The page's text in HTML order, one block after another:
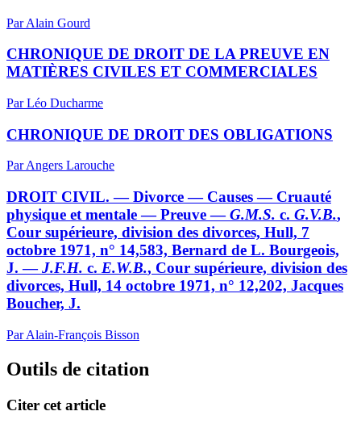
Par Alain Gourd
CHRONIQUE DE DROIT DE LA PREUVE EN
MATIÈRES CIVILES ET COMMERCIALES
Par Léo Ducharme
CHRONIQUE DE DROIT DES OBLIGATIONS
Par Angers Larouche
DROIT CIVIL. — Divorce — Causes — Cruauté
physique et mentale — Preuve —G.M.S. c. G.V.B.,
Cour supérieure, division des divorces, Hull, 7
octobre 1971, n° 14,583, Bernard de L. Bourgeois,
J. —J.F.H. c. E.W.B., Cour supérieure, division des
divorces, Hull, 14 octobre 1971, n° 12,202, Jacques
Boucher, J.
Par Alain-François Bisson
Outils de citation
Citer cet article